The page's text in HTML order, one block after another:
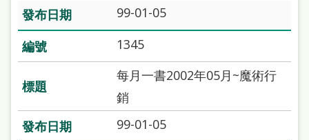
雙
語
詞
北
99-01-05
1345
每月一書2002年05月~魔術行
銷
99-01-05